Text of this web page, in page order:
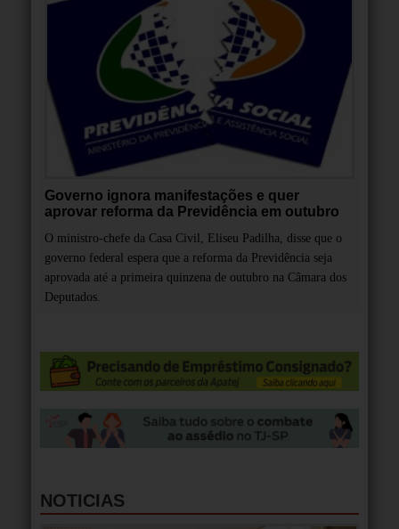
Governo ignora manifestações e quer
aprovar reforma da Previdência em outubro
O ministro-chefe da Casa Civil, Eliseu Padilha, disse que o
governo federal espera que a reforma da Previdência seja
aprovada até a primeira quinzena de outubro na Câmara dos
Deputados.
NOTICIAS